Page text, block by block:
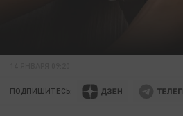
ПОДПИШИТЕСЬ: